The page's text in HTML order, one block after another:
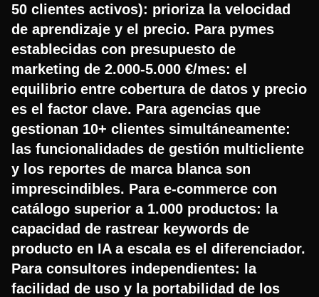
50 clientes activos): prioriza la velocidad
de aprendizaje y el precio. Para pymes
establecidas con presupuesto de
marketing de 2.000-5.000 €/mes: el
equilibrio entre cobertura de datos y precio
es el factor clave. Para agencias que
gestionan 10+ clientes simultáneamente:
las funcionalidades de gestión multicliente
y los reportes de marca blanca son
imprescindibles. Para e-commerce con
catálogo superior a 1.000 productos: la
capacidad de rastrear keywords de
producto en IA a escala es el diferenciador.
Para consultores independientes: la
facilidad de uso y la portabilidad de los